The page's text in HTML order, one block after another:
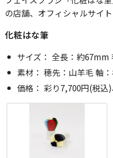
の店舗、オフィシャルサイト
化粧はな筆
サイズ： 全長：約67mm
素材： 穂先：山羊毛 軸
価格： 彩り7,700円(税込